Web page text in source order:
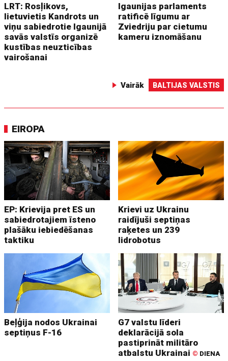
LRT: Rosļikovs,
lietuvietis Kandrots un
viņu sabiedrotie Igaunijā
savās valstīs organizē
kustības neuzticības
vairošanai
Igaunijas parlaments
ratificē līgumu ar
Zviedriju par cietumu
kameru iznomāšanu
Vairāk BALTIJAS VALSTIS
EIROPA
EP: Krievija pret ES un
sabiedrotajiem īsteno
plašāku iebiedēšanas
taktiku
Krievi uz Ukrainu
raidījuši septiņas
raķetes un 239
lidrobotus
Beļģija nodos Ukrainai
septiņus F-16
G7 valstu līderi
deklarācijā sola
pastiprināt militāro
atbalstu Ukrainai © DIENA